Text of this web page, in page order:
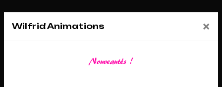
Wilfrid Animations ×
Nouveautés !
Adresse